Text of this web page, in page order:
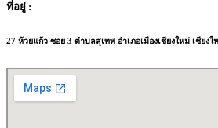
ที่อยู่ :
27 ห้วยแก้ว ซอย 3 ตำบลสุเทพ อำเภอเมืองเชียงใหม่ เชียงใ